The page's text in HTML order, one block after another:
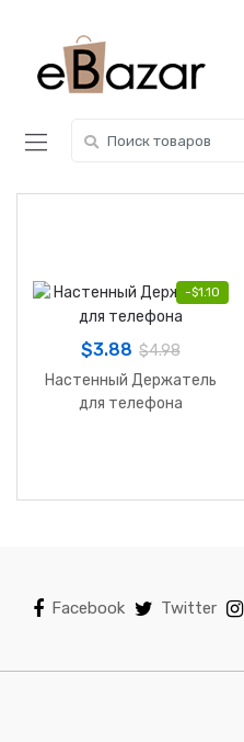
navigation
content
for:
-$1.10
$3.88 $4.98
Настенный Держатель
для телефона
Facebook Twitter